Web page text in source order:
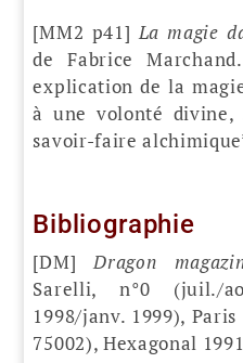
[MM2 p41]La magie
de Fabrice
explication de la
à une volonté divine,
savoir-faire
Bibliographie
[DM] Dragon
Sarelli, n°0 (juil./
1998/janv. 1999),
75002), Hexagonal